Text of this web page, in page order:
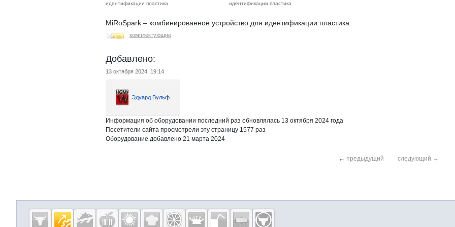
идентификации пластика
идентификации пластика
MiRoSpark – комбинированное устройство для идентификации пластика
комплектующие
Добавлено:
13 октября 2024, 19:14
Эдуард Вульф
Информация об оборудовании последний раз обновлялась 13 октября 2024 года
Посетители сайта просмотрели эту страницу 1577 раз
Оборудование добавлено 21 марта 2024
← предыдущий следующий →
Дополнительная информация
Cсылки на полезные проекты